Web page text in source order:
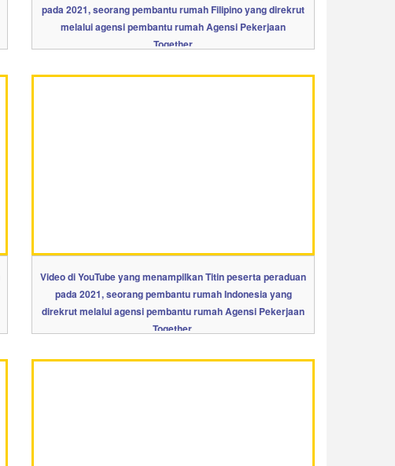
pada 2021, seorang pembantu rumah Filipino yang direkrut
melalui agensi pembantu rumah Agensi Pekerjaan
Together
Video di YouTube yang menampilkan Titin peserta peraduan
pada 2021, seorang pembantu rumah Indonesia yang
direkrut melalui agensi pembantu rumah Agensi Pekerjaan
Together.